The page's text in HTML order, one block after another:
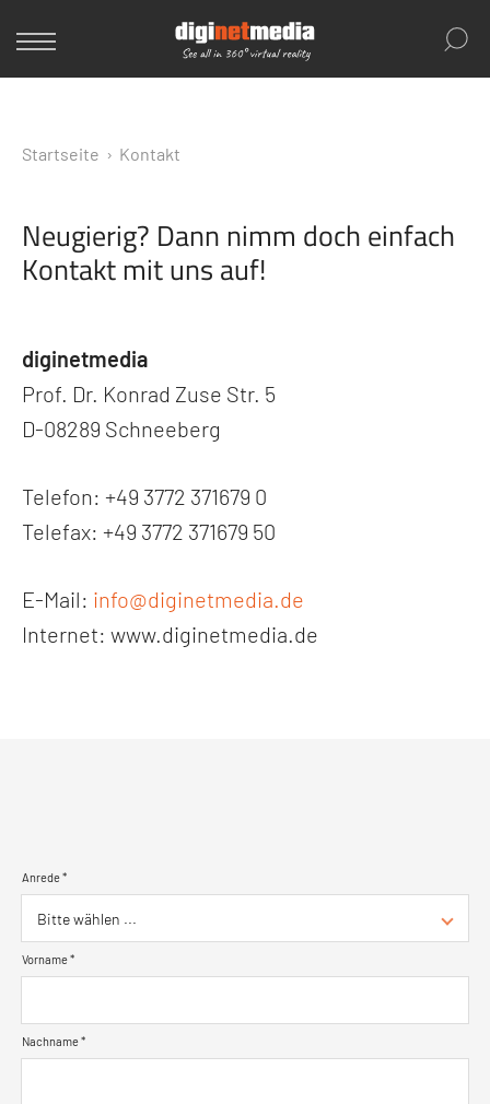
Startseite › Kontakt
Neugierig? Dann nimm doch einfach
Kontakt mit uns auf!
diginetmedia
Prof. Dr. Konrad Zuse Str. 5
D-08289 Schneeberg
Telefon: +49 3772 371679 0
Telefax: +49 3772 371679 50
E-Mail: info@diginetmedia.de
Internet: www.diginetmedia.de
Anrede *
Vorname *
Nachname *